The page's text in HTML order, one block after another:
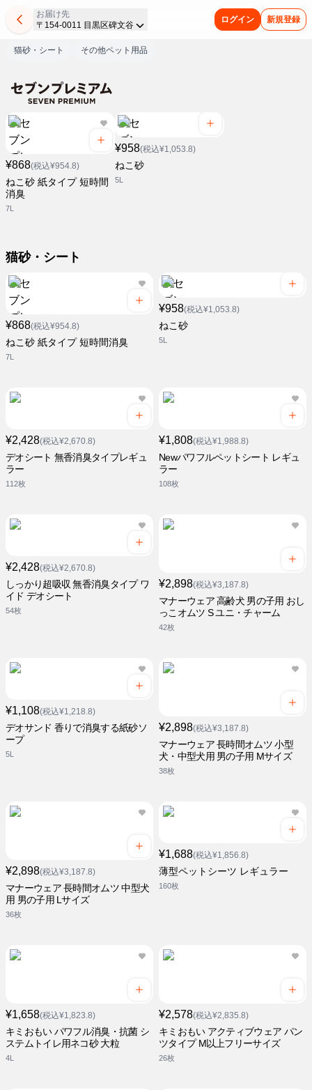
お届け先
〒154-0011 目黒区碑文谷
ログイン 新規登録
猫砂・シート その他ペット用品
¥868(税込¥954.8)
ねこ砂 紙タイプ 短時間
消臭
7L
¥958(税込¥1,053.8)
ねこ砂
5L
猫砂・シート
¥868(税込¥954.8)
ねこ砂 紙タイプ 短時間消臭
7L
¥958(税込¥1,053.8)
ねこ砂
5L
¥2,428(税込¥2,670.8)
デオシート 無香消臭タイプレギュ
ラー
112枚
¥1,808(税込¥1,988.8)
Newパワフルペットシート レギュ
ラー
108枚
¥2,428(税込¥2,670.8)
しっかり超吸収 無香消臭タイプ ワ
イド デオシート
54枚
¥2,898(税込¥3,187.8)
マナーウェア 高齢犬 男の子用 おし
っこオムツ S ユニ・チャーム
42枚
¥1,108(税込¥1,218.8)
デオサンド 香りで消臭する紙砂ソ
ープ
5L
¥2,898(税込¥3,187.8)
マナーウェア 長時間オムツ 小型
犬・中型犬用 男の子用 Mサイズ
38枚
¥2,898(税込¥3,187.8)
マナーウェア 長時間オムツ 中型犬
用 男の子用 Lサイズ
36枚
¥1,688(税込¥1,856.8)
薄型ペットシーツ レギュラー
160枚
¥1,658(税込¥1,823.8)
キミおもい パワフル消臭・抗菌 シ
ステムトイレ用ネコ砂 大粒
4L
¥2,578(税込¥2,835.8)
キミおもい アクティブウェア パン
ツタイプ M以上フリーサイズ
26枚